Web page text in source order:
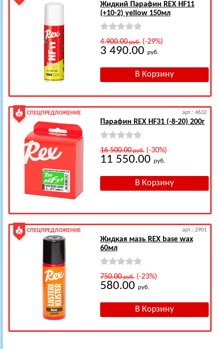
Жидкий Парафин REX HF11
(+10-2) yellow 150мл
4 900.00руб.(-29%)
3 490.00 руб.
СПЕЦПРЕДЛОЖЕНИЕ арт.: 4632
Парафин REX HF31 (-8-20) 200г
16 500.00руб.(-30%)
11 550.00 руб.
СПЕЦПРЕДЛОЖЕНИЕ арт.: 2901
Жидкая мазь REX base wax
60мл
750.00руб.(-23%)
580.00 руб.